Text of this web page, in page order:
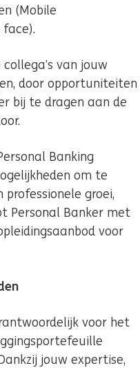
(Mobile
van jouw
door opportuniteiten
bij te dragen aan de
Banking
om te
professionele groei,
Personal Banker met
voor
voor het
jouw expertise,